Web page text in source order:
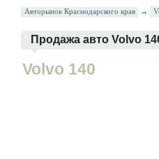
Авторынок Краснодарского края →
Продажа авто Volvo
Volvo 140